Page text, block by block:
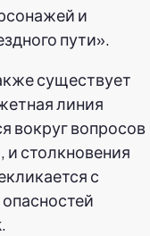
и
пути».
существует
линия
вокруг вопросов
и столкновения
с